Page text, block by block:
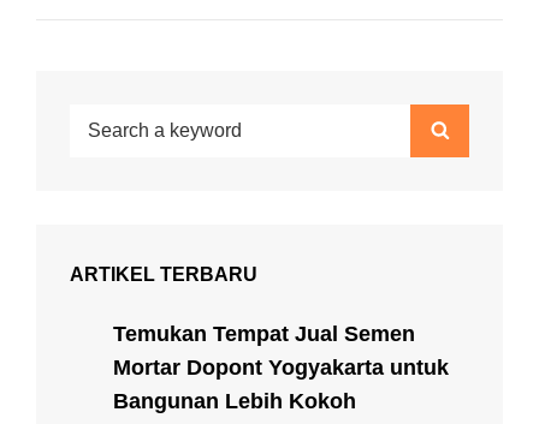
Search
ARTIKEL TERBARU
Temukan Tempat Jual Semen
Mortar Dopont Yogyakarta untuk
Bangunan Lebih Kokoh